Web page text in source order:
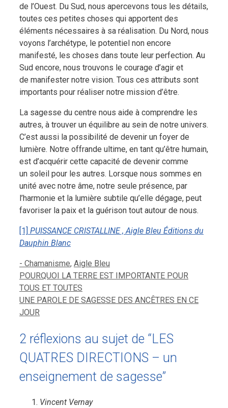
de l’Ouest. Du Sud, nous apercevons tous les détails,
toutes ces petites choses qui apportent des
éléments nécessaires à sa réalisation. Du Nord, nous
voyons l’archétype, le potentiel non encore
manifesté, les choses dans toute leur perfection. Au
Sud encore, nous trouvons le courage d’agir et
de manifester notre vision. Tous ces attributs sont
importants pour réaliser notre mission d’être.
La sagesse du centre nous aide à comprendre les
autres, à trouver un équilibre au sein de notre univers.
C’est aussi la possibilité de devenir un foyer de
lumière. Notre offrande ultime, en tant qu’être humain,
est d’acquérir cette capacité de devenir comme
un soleil pour les autres. Lorsque nous sommes en
unité avec notre âme, notre seule présence, par
l’harmonie et la lumière subtile qu’elle dégage, peut
favoriser la paix et la guérison tout autour de nous.
[1] PUISSANCE CRISTALLINE , Aigle Bleu Éditions du
Dauphin Blanc
Catégories
- Chamanisme, Aigle Bleu
POURQUOI LA TERRE EST IMPORTANTE POUR
TOUS ET TOUTES
UNE PAROLE DE SAGESSE DES ANCÊTRES EN CE
JOUR
2 réflexions au sujet de “LES
QUATRES DIRECTIONS – un
enseignement de sagesse”
Vincent Vernay